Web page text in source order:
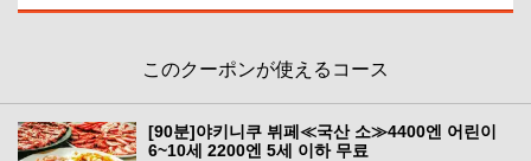
このクーポンが使えるコース
[90분]야키니쿠 뷔페≪국산 소≫4400엔 어린이
6~10세 2200엔 5세 이하 무료